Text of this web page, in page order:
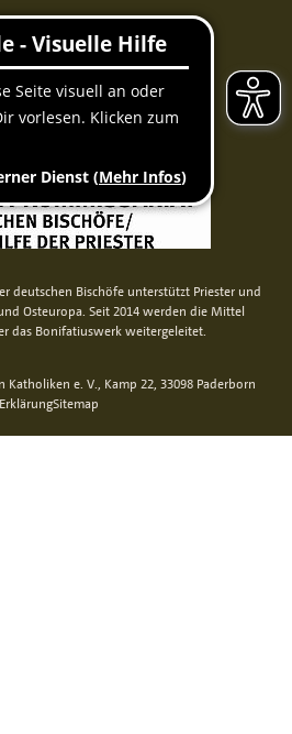
deutschen Bischöfe unterstützt Priester und
Osteuropa. Seit 2014 werden die Mittel
das Bonifatiuswerk weitergeleitet.
e. V., Kamp 22, 33098 Paderborn
Sitemap